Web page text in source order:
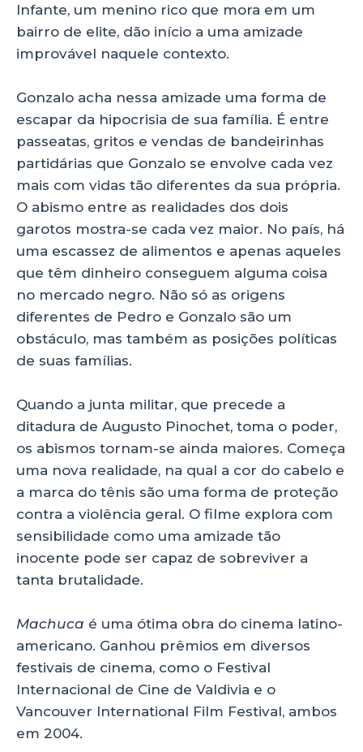
Infante, um menino rico que mora em um
bairro de elite, dão início a uma amizade
improvável naquele contexto.
Gonzalo acha nessa amizade uma forma de
escapar da hipocrisia de sua família. É entre
passeatas, gritos e vendas de bandeirinhas
partidárias que Gonzalo se envolve cada vez
mais com vidas tão diferentes da sua própria.
O abismo entre as realidades dos dois
garotos mostra-se cada vez maior. No país, há
uma escassez de alimentos e apenas aqueles
que têm dinheiro conseguem alguma coisa
no mercado negro. Não só as origens
diferentes de Pedro e Gonzalo são um
obstáculo, mas também as posições políticas
de suas famílias.
Quando a junta militar, que precede a
ditadura de Augusto Pinochet, toma o poder,
os abismos tornam-se ainda maiores. Começa
uma nova realidade, na qual a cor do cabelo e
a marca do tênis são uma forma de proteção
contra a violência geral. O filme explora com
sensibilidade como uma amizade tão
inocente pode ser capaz de sobreviver a
tanta brutalidade.
Machuca é uma ótima obra do cinema latino-
americano. Ganhou prêmios em diversos
festivais de cinema, como o Festival
Internacional de Cine de Valdivia e o
Vancouver International Film Festival, ambos
em 2004.